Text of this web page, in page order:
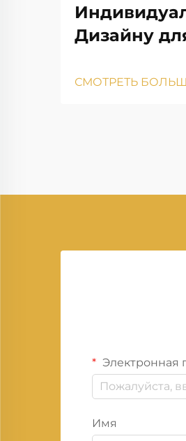
Дизайну
СМОТРЕТЬ
Электронная
Имя